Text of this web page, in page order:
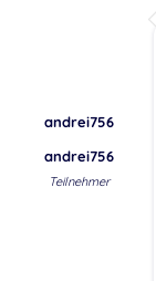
andrei756
andrei756
Teilnehmer